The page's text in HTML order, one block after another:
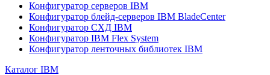
Конфигуратор серверов IBM
Конфигуратор блейд-серверов IBM BladeCenter
Конфигуратор СХД IBM
Конфигуратор IBM Flex System
Конфигуратор ленточных библиотек IBM
Каталог IBM